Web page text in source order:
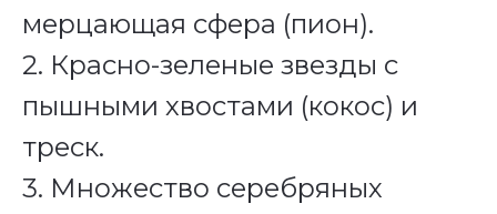
мерцающая сфера (пион).
2. Красно-зеленые звезды с
пышными хвостами (кокос) и
треск.
3. Множество серебряных